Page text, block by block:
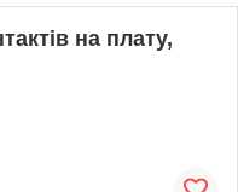
на плату,